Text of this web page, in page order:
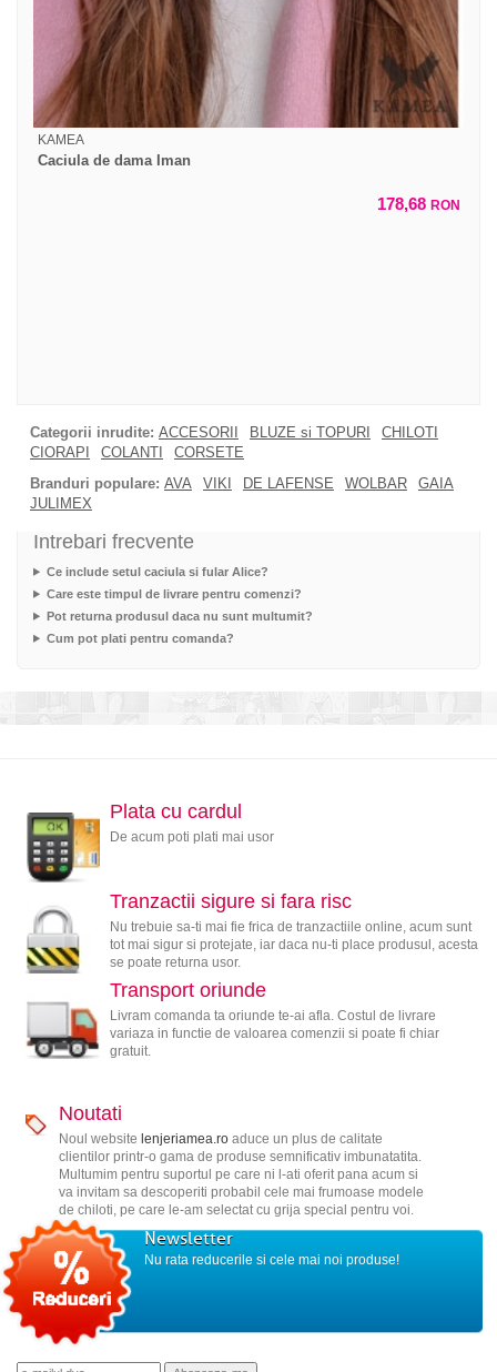
KAMEA
Caciula de dama Iman
178,68 RON
Categorii inrudite: ACCESORII BLUZE si TOPURI
CHILOTI
CIORAPI
COLANTI
CORSETE
Branduri populare: AVA VIKI DE LAFENSE WOLBAR
GAIA
JULIMEX
Intrebari frecvente
Ce include setul caciula si fular Alice?
Care este timpul de livrare pentru comenzi?
Pot returna produsul daca nu sunt multumit?
Cum pot plati pentru comanda?
Plata cu cardul
De acum poti plati mai usor
Tranzactii sigure si fara risc
Nu trebuie sa-ti mai fie frica de tranzactiile online, acum sunt
tot mai sigur si protejate, iar daca nu-ti place produsul, acesta
se poate returna usor.
Transport oriunde
Livram comanda ta oriunde te-ai afla. Costul de livrare
variaza in functie de valoarea comenzii si poate fi chiar
gratuit.
Noutati
Noul website lenjeriamea.roaduce un plus de calitate
clientilor printr-o gama de produse semnificativ imbunatatita.
Multumim pentru suportul pe care ni l-ati oferit pana acum si
va invitam sa descoperiti probabil cele mai frumoase modele
de chiloti, pe care le-am selectat cu grija special pentru voi.
Newsletter
Nu rata reducerile si cele mai noi produse!